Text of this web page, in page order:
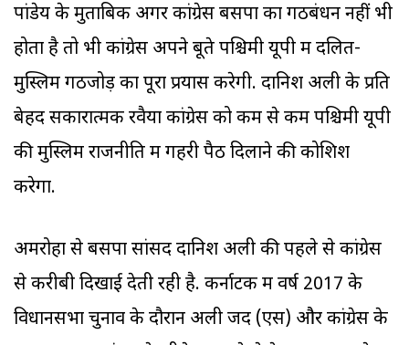
पांडेय के मुताबिक अगर कांग्रेस बसपा का गठबंधन नहीं भी
होता है तो भी कांग्रेस अपने बूते पश्च‍िमी यूपी में दलित-
मुस्ल‍िम गठजोड़ का पूरा प्रयास करेगी. दानिश अली के प्रति
बेहद सकारात्मक रवैया कांग्रेस को कम से कम पश्च‍िमी यूपी
की मुस्लिम राजनीति में गहरी पैठ दिलाने की कोशि‍श
करेगा.
अमरोहा से बसपा सांसद दानिश अली की पहले से कांग्रेस
से करीबी दिखाई देती रही है. कर्नाटक में वर्ष 2017 के
विधानसभा चुनाव के दौरान अली जद (एस) और कांग्रेस के